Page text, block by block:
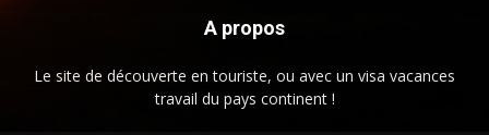
A propos
Le site de découverte en touriste, ou avec un visa vacances
travail du pays continent !